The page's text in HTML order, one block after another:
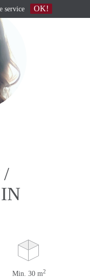
/
Min. 30 m2
service OK!